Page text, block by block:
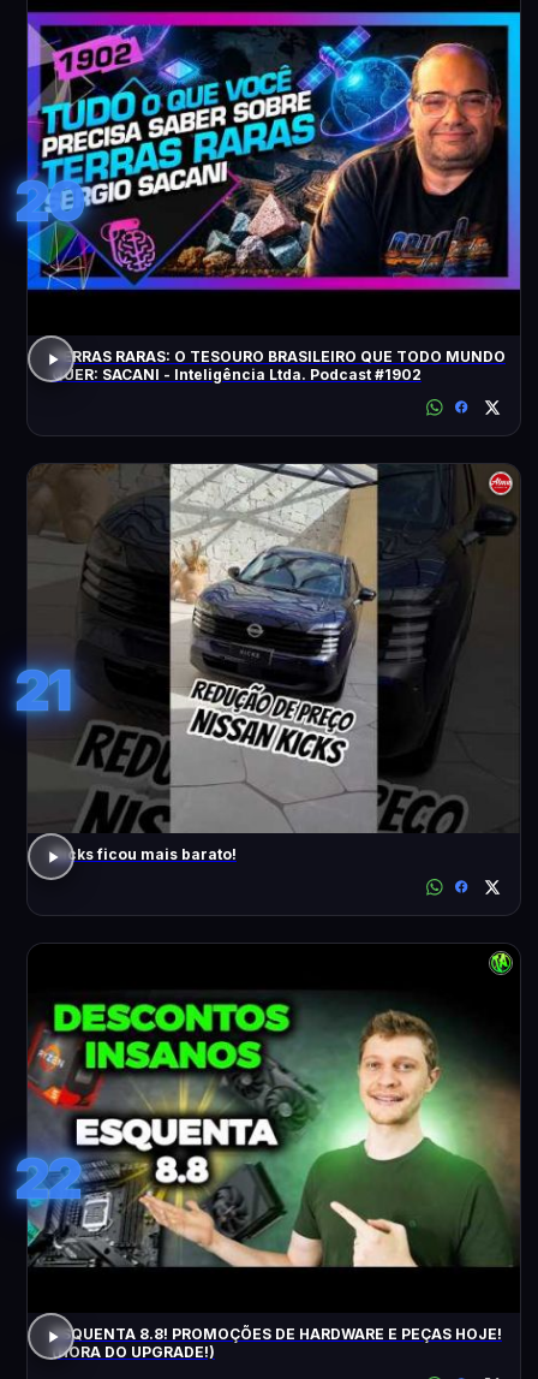
20
TERRAS RARAS: O TESOURO BRASILEIRO QUE TODO MUNDO
QUER: SACANI - Inteligência Ltda. Podcast #1902
21
Kicks ficou mais barato!
22
ESQUENTA 8.8! PROMOÇÕES DE HARDWARE E PEÇAS HOJE!
(HORA DO UPGRADE!)